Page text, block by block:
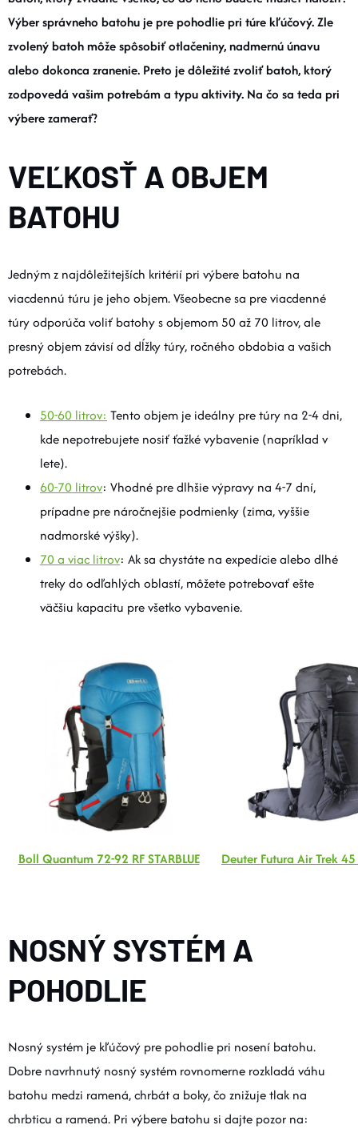
DOPLNKY
VYBAVENIE
TOPÁNKY a PONOŽKY
CYKLISTIKA
Značky
Podmienky ochrany osobných údajov
Kontakty
Veľkostné tabuľky
Výmena a vrátenie
Reklamácie
Zľavové kódy Blog Moja objednávka
Výber správneho batohu je pre pohodlie pri túre kľúčový. Zle
zvolený batoh môže spôsobiť otlačeniny, nadmernú únavu
alebo dokonca zranenie. Preto je dôležité zvoliť batoh, ktorý
zodpovedá vašim potrebám a typu aktivity. Na čo sa teda pri
výbere zamerať?
VEĽKOSŤ A OBJEM
BATOHU
Jedným z najdôležitejších kritérií pri výbere batohu na
viacdennú túru je jeho objem. Všeobecne sa pre viacdenné
túry odporúča voliť batohy s objemom 50 až 70 litrov, ale
presný objem závisí od dĺžky túry, ročného obdobia a vašich
potrebách.
50-60 litrov: Tento objem je ideálny pre túry na 2-4 dni,
kde nepotrebujete nosiť ťažké vybavenie (napríklad v
lete).
60-70 litrov: Vhodné pre dlhšie výpravy na 4-7 dní,
prípadne pre náročnejšie podmienky (zima, vyššie
nadmorské výšky).
70 a viac litrov: Ak sa chystáte na expedície alebo dlhé
treky do odľahlých oblastí, môžete potrebovať ešte
väčšiu kapacitu pre všetko vybavenie.
Boll Quantum 72-92 RF STARBLUE Deuter Futura Air Trek
NOSNÝ SYSTÉM A
POHODLIE
Nosný systém je kľúčový pre pohodlie pri nosení batohu.
Dobre navrhnutý nosný systém rovnomerne rozkladá váhu
batohu medzi ramená, chrbát a boky, čo znižuje tlak na
chrbticu a ramená. Pri výbere batohu si dajte pozor na: